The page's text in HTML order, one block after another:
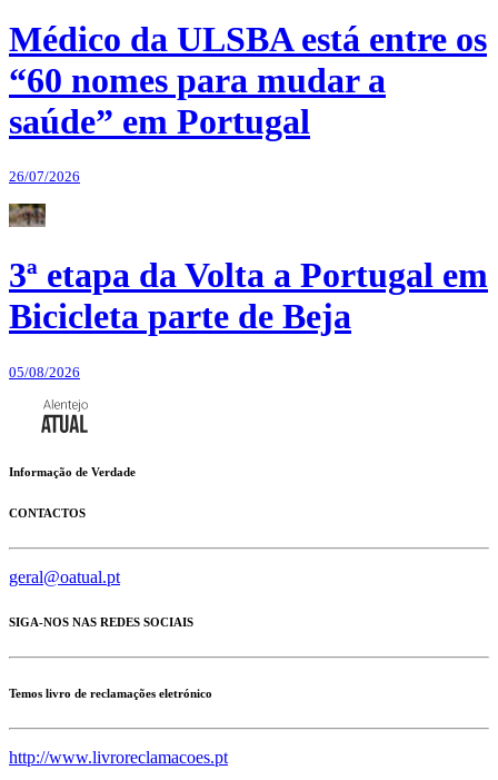
Médico da ULSBA está entre os
“60 nomes para mudar a
saúde” em Portugal
26/07/2026
3ª etapa da Volta a Portugal em
Bicicleta parte de Beja
05/08/2026
Informação de Verdade
CONTACTOS
geral@oatual.pt
SIGA-NOS NAS REDES SOCIAIS
Temos livro de reclamações eletrónico
http://www.livroreclamacoes.pt